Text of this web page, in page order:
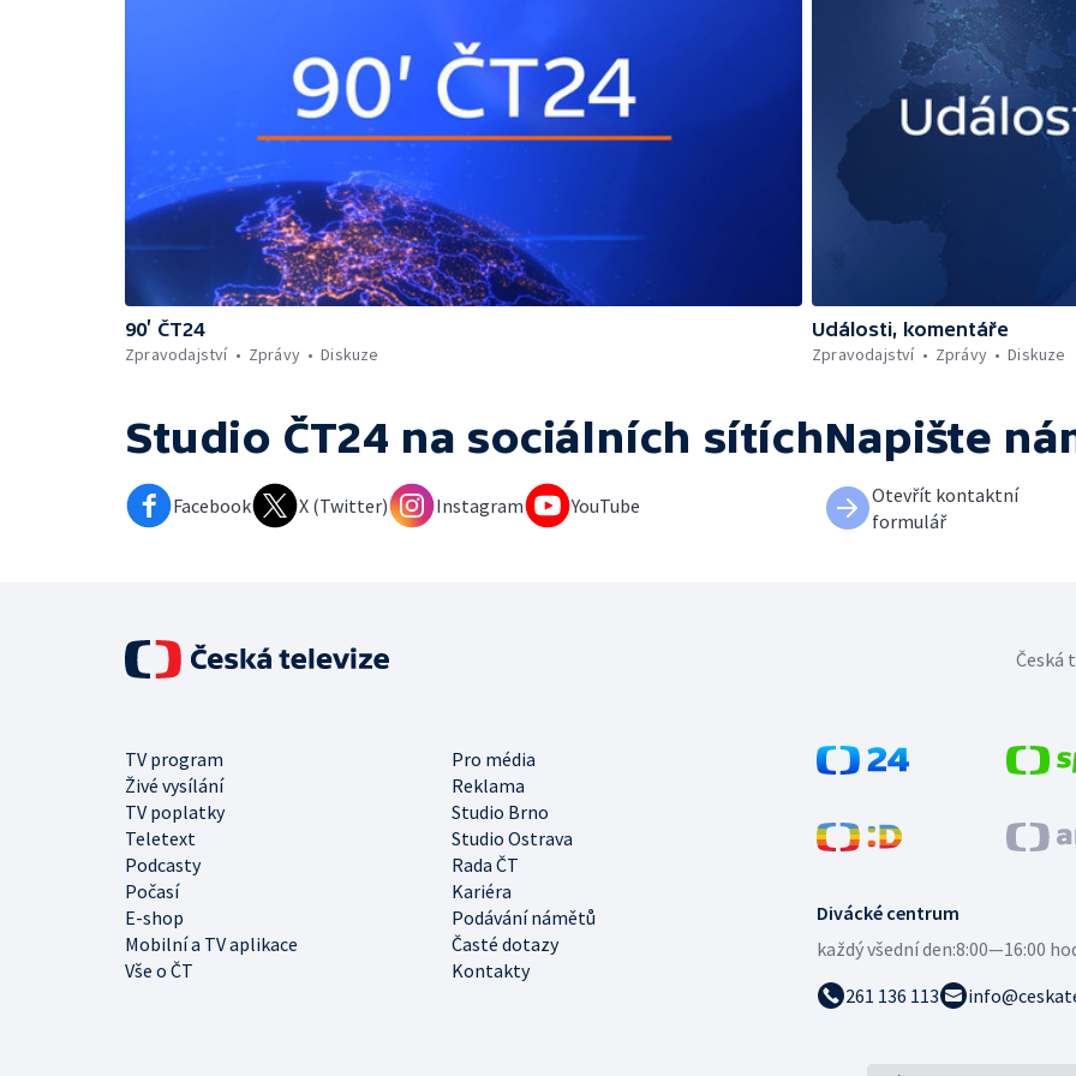
90’ ČT24
Zpravodajství
Zprávy Diskuze
Události, komentáře
Zpravodajství
Zprávy Diskuze
Studio ČT24 na sociálních sítích
Facebook X (Twitter) Instagram YouTube
Napište
Otevřít kontaktní
formulář
Divácké centrum
každý všední den:8:00—16:00
261 136 113
TV program
Pro média
Živé vysílání
Reklama
TV poplatky
Studio Brno
Teletext
Studio Ostrava
Podcasty
Rada ČT
Počasí
Kariéra
E-shop
Podávání námětů
Mobilní a TV aplikace
Časté dotazy
Vše o ČT
Kontakty
Česká